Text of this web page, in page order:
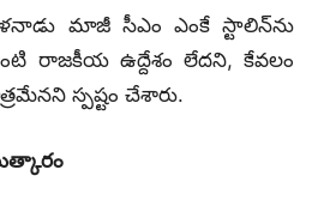
మాజీ సీఎం ఎంకే స్టాలిన్‌ను
రాజకీయ ఉద్దేశం లేదని, కేవలం
స్పష్టం చేశారు.